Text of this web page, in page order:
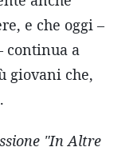
e che oggi –
continua a
giovani che,
"In Altre